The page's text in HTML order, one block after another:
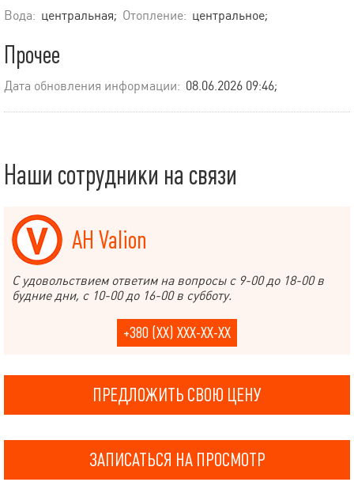
Вода: центральная; Отопление: центральное;
Прочее
Дата обновления информации: 08.06.2026 09:46;
Наши сотрудники на связи
АН Valion
С удовольствием ответим на вопросы с 9-00 до 18-00 в
будние дни, с 10-00 до 16-00 в субботу.
+380 (XX) XXX-XX-XX
ПРЕДЛОЖИТЬ СВОЮ ЦЕНУ
ЗАПИСАТЬСЯ НА ПРОСМОТР